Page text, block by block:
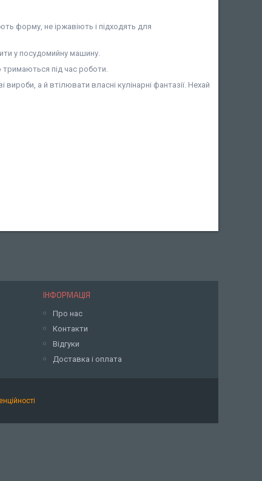
форму, не іржавіють і підходять для
у посудомийну машину.
під час роботи.
а й втілювати власні кулінарні фантазії. Нехай
ІНФОРМАЦІЯ
Про нас
Контакти
Відгуки
Доставка і оплата